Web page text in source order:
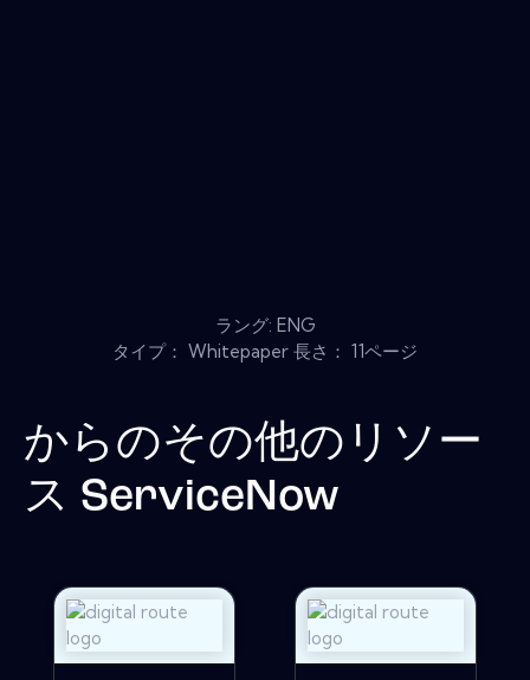
ラング: ENG
タイプ： Whitepaper 長さ： 11ページ
からのその他のリソー
ス ServiceNow